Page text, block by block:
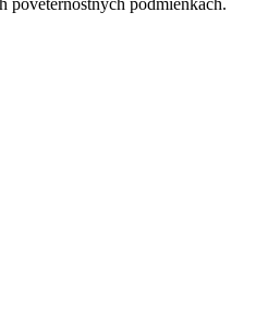
poveternostných podmienkach.